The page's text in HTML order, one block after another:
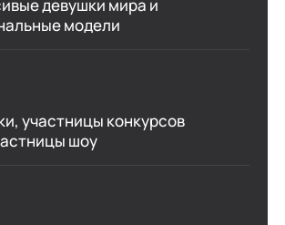
девушки мира и
модели
участницы конкурсов
шоу